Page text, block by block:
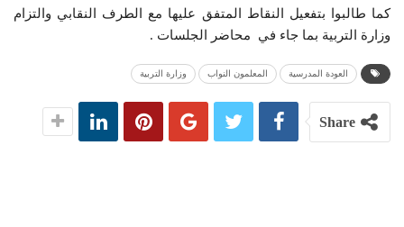
كما طالبوا بتفعيل النقاط المتفق عليها مع الطرف النقابي والتزام
وزارة التربية بما جاء في محاضر الجلسات .
العودة المدرسية المعلمون النواب وزارة التربية
Share